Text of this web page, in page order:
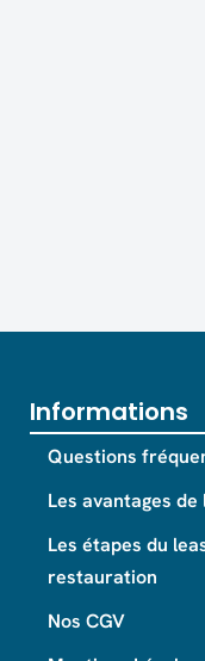
Informations
Questions
Les avantages de
Les étapes du
restauration
Nos CGV